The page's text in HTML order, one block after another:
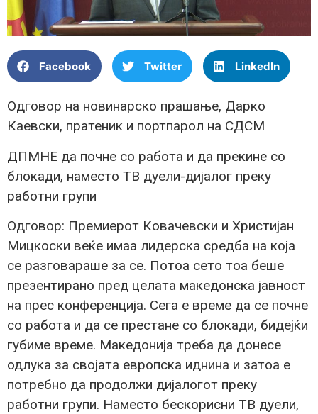
Facebook Twitter LinkedIn
Одговор на новинарско прашање, Дарко
Каевски, пратеник и портпарол на СДСМ
ДПМНЕ да почне со работа и да прекине со
блокади, наместо ТВ дуели-дијалог преку
работни групи
Одговор: Премиерот Ковачевски и Христијан
Мицкоски веќе имаа лидерска средба на која
се разговараше за се. Потоа сето тоа беше
презентирано пред целата македонска јавност
на прес конференција. Сега е време да се почне
со работа и да се престане со блокади, бидејќи
губиме време. Македонија треба да донесе
одлука за својата европска иднина и затоа е
потребно да продолжи дијалогот преку
работни групи. Наместо бескорисни ТВ дуели,